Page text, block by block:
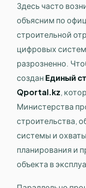
Здесь часто
объясним по
строительной
цифровых
разрозненно.
создан Единый
Qportal.kz,
Министерства
строительства,
системы и
планирования и
объекта в